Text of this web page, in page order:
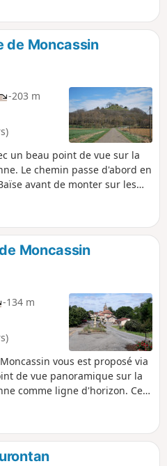
de Moncassin
-203 m
un beau point de vue sur la
Le chemin passe d'abord en
avant de monter sur les
Moncassin
-134 m
vous est proposé via
de vue panoramique sur la
comme ligne d'horizon. Ce